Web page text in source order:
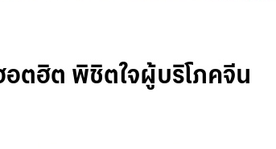
อตฮิต พิชิตใจผู้บริโภคจีน